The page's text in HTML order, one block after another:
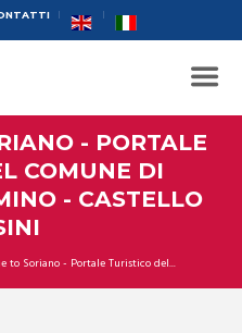
- PORTALE
COMUNE DI
- CASTELLO
to Soriano - Portale Turistico del...